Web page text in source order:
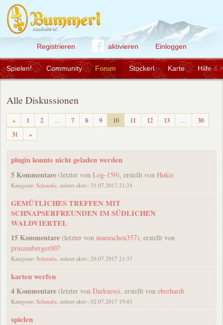
Registrieren aktivieren Einloggen
Community Forum Stockerl Karte Hilfe &
Spielen!
Alle Diskussionen
«Zurück1 2 … 7 8 9 10 11 12 13 …
30
31
»Weiter
plugin konnte nicht geladen werden
5 Kommentare(letzter von Log-159), erstellt von Hukie
Kategorie: Schmafu , zuletzt aktiv: 31.07.2017 21:24
GEMÜTLICHES TREFFEN MIT
SCHNAPSERFREUNDEN IM SÜDLICHEN
WALDVIERTEL
15 Kommentare(letzter von maeuschen357), erstellt von
prinzenberger007
Kategorie: Schmafu , zuletzt aktiv: 20.07.2017 21:37
karten werfen
4 Kommentare(letzter von Darkness), erstellt von eberhardt
Kategorie: Schmafu, zuletzt aktiv: 02.07.2017 19:43
spielen